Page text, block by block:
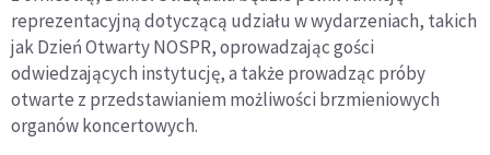
reprezentacyjną dotyczącą udziału w wydarzeniach, takich
jak Dzień Otwarty NOSPR, oprowadzając gości
odwiedzających instytucję, a także prowadząc próby
otwarte z przedstawianiem możliwości brzmieniowych
organów koncertowych.